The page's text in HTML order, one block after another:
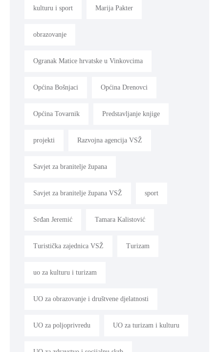
kulturu i sport Marija Pakter
obrazovanje
Ogranak Matice hrvatske u Vinkovcima
Općina Bošnjaci Općina Drenovci
Općina Tovarnik Predstavljanje knjige
projekti Razvojna agencija VSŽ
Savjet za branitelje župana
Savjet za branitelje župana VSŽ sport
Srđan Jeremić Tamara Kalistović
Turistička zajednica VSŽ Turizam
uo za kulturu i turizam
UO za obrazovanje i društvene djelatnosti
UO za poljoprivredu UO za turizam i kulturu